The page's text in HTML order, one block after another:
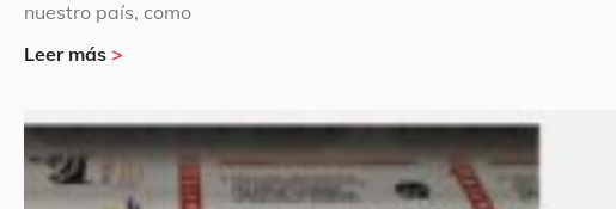
nuestro país, como
Leer más >